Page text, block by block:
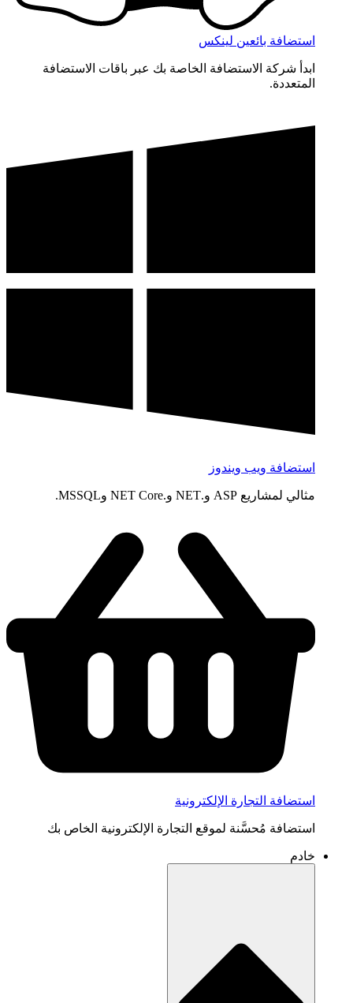
استضافة بائعين لينكس
ابدأ شركة الاستضافة الخاصة بك عبر باقات الاستضافة
المتعددة.
استضافة ويب ويندوز
مثالي لمشاريع ASP و.NET و.NET Core وMSSQL.
استضافة التجارة الإلكترونية
استضافة مُحسَّنة لموقع التجارة الإلكترونية الخاص بك
خادم